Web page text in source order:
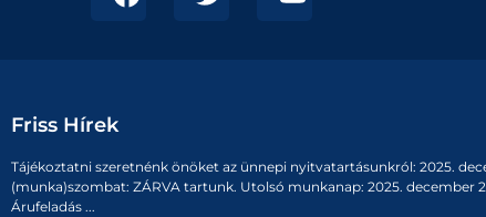
Friss Hírek
Tájékoztatni szeretnénk önöket az ünnepi nyitvatartásunkról: 2025.
(munka)szombat: ZÁRVA tartunk. Utolsó munkanap: 2025. december
Árufeladás ...